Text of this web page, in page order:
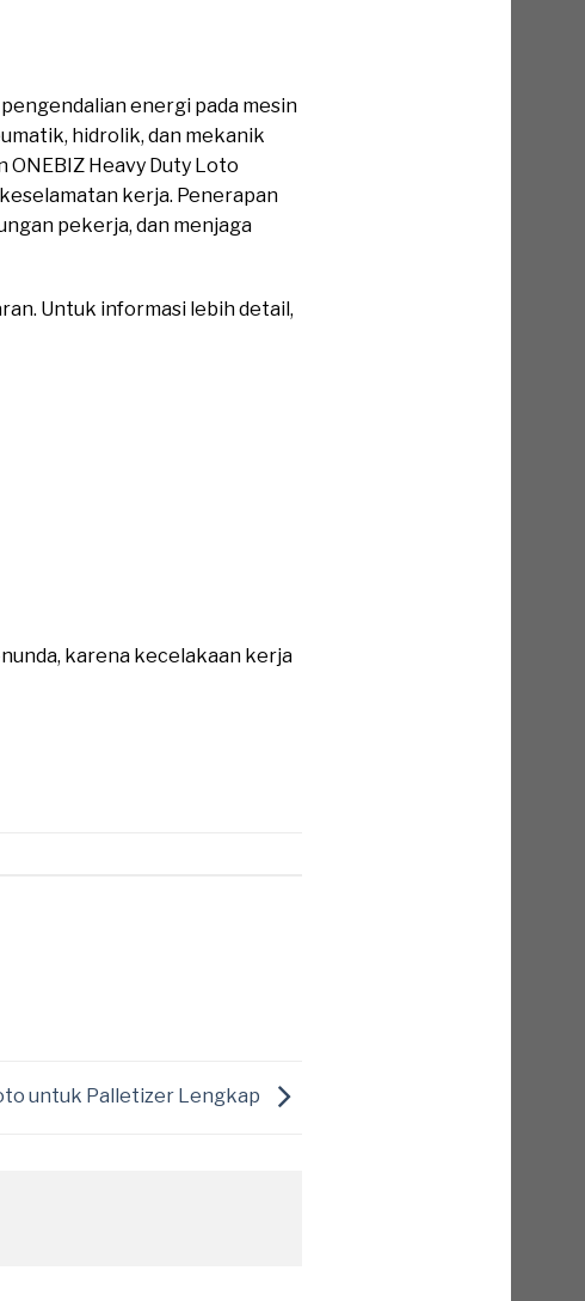
energi pada mesin
hidrolik, dan mekanik
ONEBIZ Heavy Duty Loto
kerja. Penerapan
pekerja, dan menjaga
Untuk informasi lebih detail,
karena kecelakaan kerja
untuk Palletizer Lengkap